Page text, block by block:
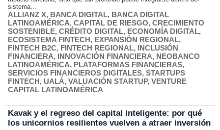
sistema...
ALLIANZ X, BANCA DIGITAL, BANCA DIGITAL
LATINOAMÉRICA, CAPITAL DE RIESGO, CRECIMIENTO
SOSTENIBLE, CRÉDITO DIGITAL, ECONOMÍA DIGITAL,
ECOSISTEMA FINTECH, EXPANSIÓN REGIONAL,
FINTECH B2C, FINTECH REGIONAL, INCLUSIÓN
FINANCIERA, INNOVACIÓN FINANCIERA, NEOBANCO
LATINOAMÉRICA, PLATAFORMAS FINANCIERAS,
SERVICIOS FINANCIEROS DIGITALES, STARTUPS
FINTECH, UALÁ, VALUACIÓN STARTUP, VENTURE
CAPITAL LATINOAMÉRICA
Kavak y el regreso del capital inteligente: por qué
los unicornios resilientes vuelven a atraer inversión